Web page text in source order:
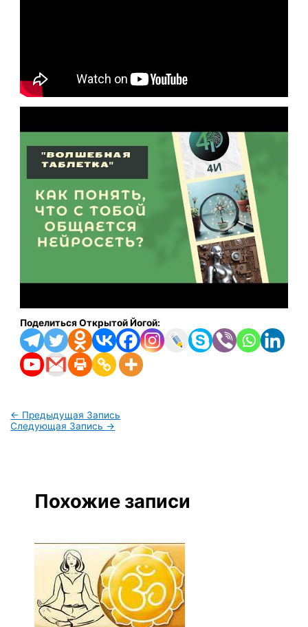
Поделиться Открытой Йогой:
← Предыдущая Запись
Следующая Запись →
Похожие записи